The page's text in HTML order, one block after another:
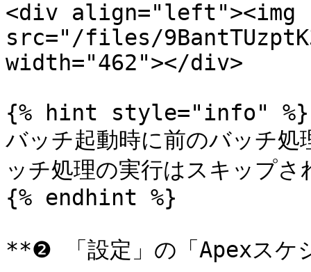
<div align="left"><img
src="/files/
width="462"></div>
{% hint style="info" %}
バッチ起動時に前のバッチ
ッチ処理の実行はスキップさ
{% endhint %}
**❷ 「設定」の「Apexスケ